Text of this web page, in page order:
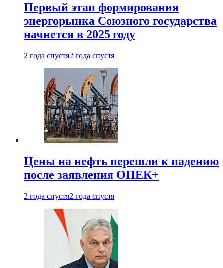
Первый этап формирования
энергорынка Союзного государства
начнется в 2025 году
2 года спустя2 года спустя
Цены на нефть перешли к падению
после заявления ОПЕК+
2 года спустя2 года спустя